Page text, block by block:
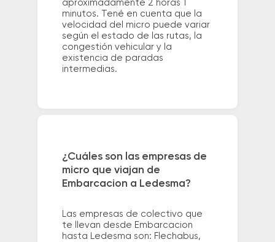
aproximadamente 2 horas 1
minutos. Tené en cuenta que la
velocidad del micro puede variar
según el estado de las rutas, la
congestión vehicular y la
existencia de paradas
intermedias.
¿Cuáles son las empresas de
micro que viajan de
Embarcacion a Ledesma?
Las empresas de colectivo que
te llevan desde Embarcacion
hasta Ledesma son: Flechabus,